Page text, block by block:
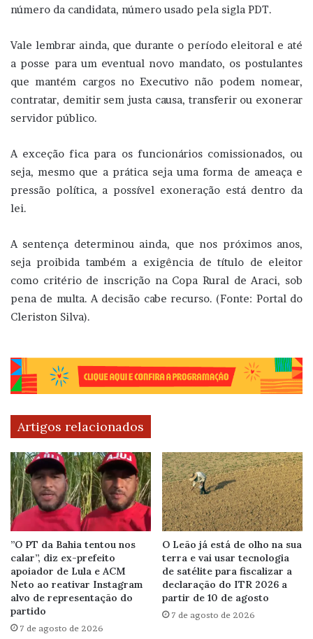
número da candidata, número usado pela sigla PDT.
Vale lembrar ainda, que durante o período eleitoral e até
a posse para um eventual novo mandato, os postulantes
que mantém cargos no Executivo não podem nomear,
contratar, demitir sem justa causa, transferir ou exonerar
servidor público.
A exceção fica para os funcionários comissionados, ou
seja, mesmo que a prática seja uma forma de ameaça e
pressão política, a possível exoneração está dentro da
lei.
A sentença determinou ainda, que nos próximos anos,
seja proibida também a exigência de título de eleitor
como critério de inscrição na Copa Rural de Araci, sob
pena de multa. A decisão cabe recurso. (Fonte: Portal do
Cleriston Silva).
Artigos relacionados
”O PT da Bahia tentou nos
calar”, diz ex-prefeito
apoiador de Lula e ACM
Neto ao reativar Instagram
alvo de representação do
partido
7 de agosto de 2026
O Leão já está de olho na sua
terra e vai usar tecnologia
de satélite para fiscalizar a
declaração do ITR 2026 a
partir de 10 de agosto
7 de agosto de 2026